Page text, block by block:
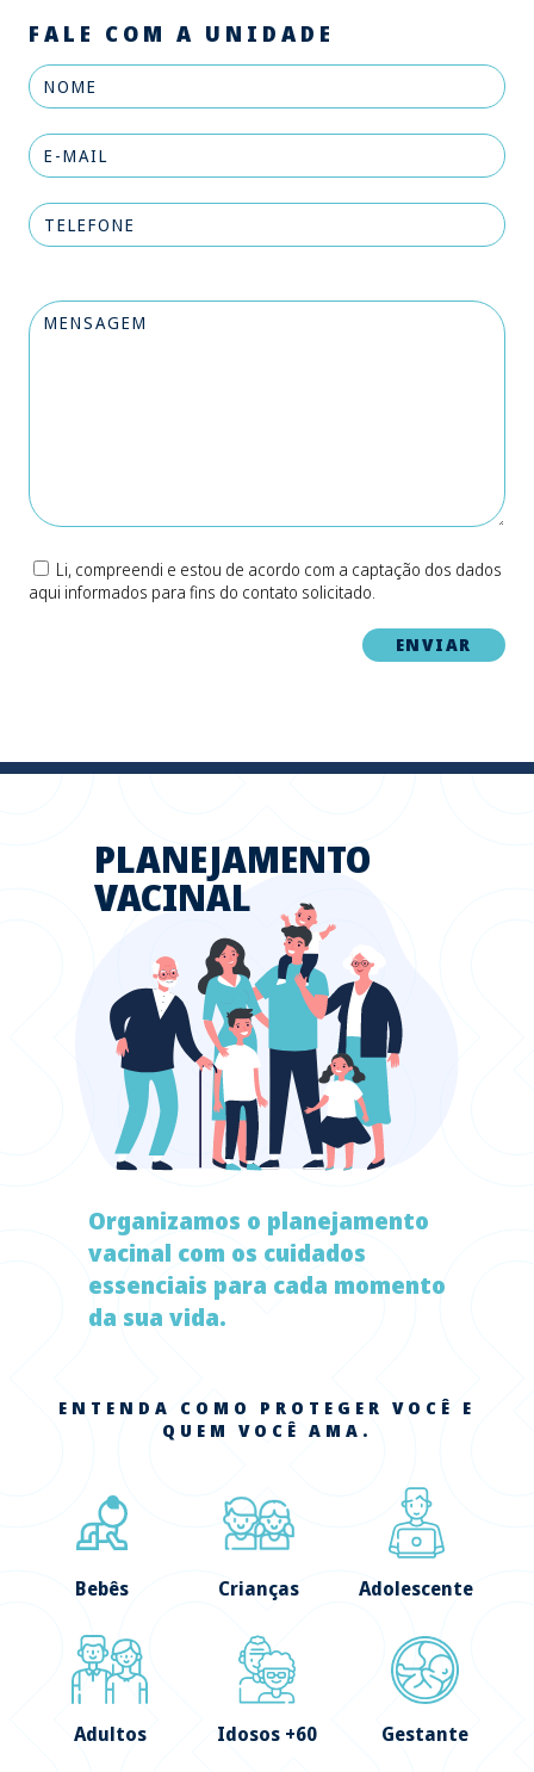
FALE COM A UNIDADE
Li, compreendi e estou de acordo com a captação dos dados
aqui informados para fins do contato solicitado.
PLANEJAMENTO
VACINAL
Organizamos o planejamento
vacinal com os cuidados
essenciais para cada momento
da sua vida.
ENTENDA COMO PROTEGER VOCÊ E
QUEM VOCÊ AMA.
Bebês Crianças Adolescente
Adultos Idosos +60 Gestante